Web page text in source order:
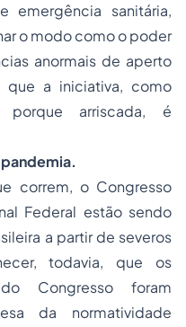
sanitária,
o modo como o poder
anormais de aperto
que a iniciativa, como
arriscada, é
pandemia.
correm, o Congresso
Federal estão sendo
a partir de severos
todavia, que os
Congresso foram
da normatividade